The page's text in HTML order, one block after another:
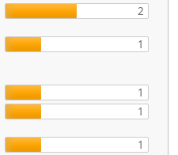
2
1
1
1
1